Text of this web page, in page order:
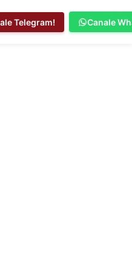
Telegram! Canale